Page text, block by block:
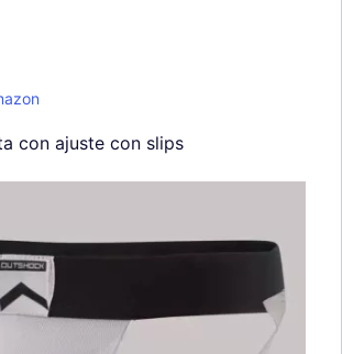
con ajuste con slips